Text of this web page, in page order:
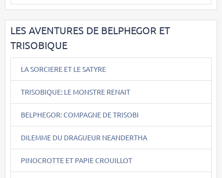
LES AVENTURES DE BELPHEGOR ET
TRISOBIQUE
LA SORCIERE ET LE SATYRE
TRISOBIQUE: LE MONSTRE RENAIT
BELPHEGOR: COMPAGNE DE TRISOBI
DILEMME DU DRAGUEUR NEANDERTHA
PINOCROTTE ET PAPIE CROUILLOT